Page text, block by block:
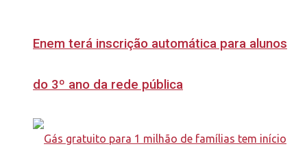
Enem terá inscrição automática para alunos
do 3º ano da rede pública